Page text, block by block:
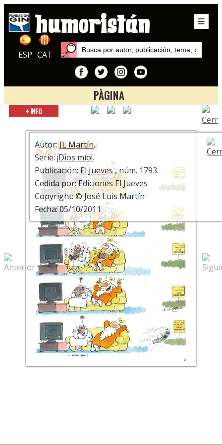
ESP CAT
PÀGINA
Inicio
¡Dios mío!
+ INFO
Autor:JL Martín.
Serie:¡Dios mío!.
Publicación:El Jueves, núm. 1793.
Cedida por: Ediciones El Jueves
Copyright: © José Luis Martín
Fecha: 05/10/2011